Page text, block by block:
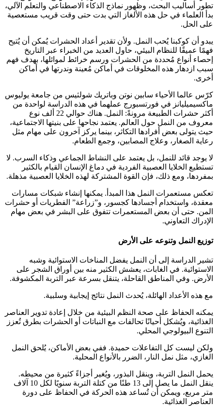
تطور أساليب البحث، وظهور نماذج الذكاء الاصطناعي والتعلم الآلي،
بدأ العلماء في حل هذه الألغاز التي بدت حتى وقت قريب مستعصية
على الحل.
يبدو أن كوكبنا يُحب النمل. ولأن تقدير أعداد الحشرات يُمكن أن يُتيح
فهمًا عميقًا للنظام البيئي، حاول العديد من الخبراء عبر التاريخ
إحصاء أنواع مُحددة من الحشرات ورسم خرائط لموائلها، بهدف فهم
سبب ازدهار هذه المخلوقات في أماكن مُعينة وندرتها في أماكن
أخرى.
كرّس عالما الأحياء سابين نوتن وباتريك شولثيس من جامعة يوليوس
ماكسيميليانز في فورتسبورج عملهما في هذه الدراسة لواحدة من
أكثر حشرات الطبيعة مرونةً: النمل. هناك حوالي 22 ألف نوع
معروف من النمل حول العالم. يعتمد نجاحها على بنيتها الاجتماعية،
حيث يتولى بعض أفرادها التكاثر، بينما يركز آخرون على مهام مثل
رعاية الصغار، وعلاج المصابين، وجمع الطعام.
لا يوجد قائد للنمل، بل يعتمد على النشاط الجماعي وذكاء السرب. لا
تستطيع الخلايا العصبية الفردية في دماغ الإنسان القيام بالكثير
بمفردها، ومع ذلك، فإن القوة المشتركة لهذه الخلايا العصبية مذهلة.
تعكس مستعمرات النمل هذا المبدأ. يمكنها إنشاء شبكات مسارات
معقدة، واستخدام أجسادها كجسور، و”زراعة” الفطريات أو حشرات
المن. حتى أن بعض المستعمرات تتفوق على البشر في بعض مهام
الإدراك التعاوني.
توزيع النمل وتنوعه على الأرض
تشير الدراسة إلى أن النمل يفضل المناخات الاستوائية وشبه
الاستوائية. في الغابات، يعشش الكثير منه بين أوراق الشجر على
الأرض. وفي المناطق القاحلة، يتنقل بسرعة عبر التربة المكشوفة.
مع هذه الأعداد الهائلة، يُحدث النمل نتائج إيجابية وسلبية.
يمكنه الحفاظ على صحة النظم البيئية من خلال إعادة تدوير العناصر
الغذائية، ويُشكل أحيانًا تحالفات مع النباتات أو الحشرات بطرق تُعزز
التنوع البيولوجي المحلي.
ولكن ليست كل التفاعلات حميدة. ففي بعض الأماكن، يُلحق النمل
الغازي، مثل نمل النار، الضرر بالأنواع المحلية.
يحمل النمل التربة، وينقل البذور، ويُغير أجزاءً كثيرة من محيطه.
ينقل النمل ما يصل إلى 13 طنًا من كتلة التربة سنويًا لكل 10 آلاف
متر مربع، ويمكن أن تُساعد هذه الحركة في الحفاظ على دورة
العناصر الغذائية.